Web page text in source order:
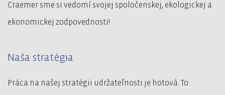
Craemer sme si vedomí svojej spoločenskej, ekologickej a
ekonomickej zodpovednosti!
Naša stratégia
Práca na našej stratégii udržateľnosti je hotová. To